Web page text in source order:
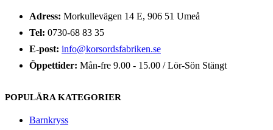
Adress: Morkullevägen 14 E, 906 51 Umeå
Tel: 0730-68 83 35
E-post: info@korsordsfabriken.se
Öppettider: Mån-fre 9.00 - 15.00 / Lör-Sön Stängt
POPULÄRA KATEGORIER
Barnkryss